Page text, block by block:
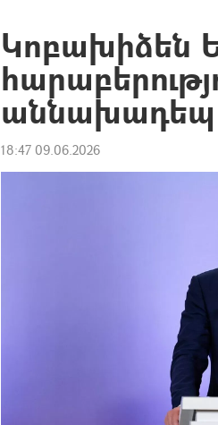
Կոբախիձեն
աննախադեպ
18:47 09.06.2026